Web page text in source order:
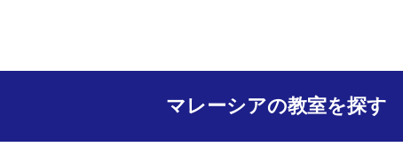
マレーシアの教室を探す